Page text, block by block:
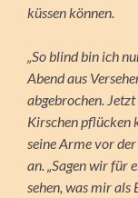
küssen können.
„So blind bin ich
Abend aus
abgebrochen.
Kirschen pflücken
seine Arme vor
an. „Sagen wir für
sehen, was mir als